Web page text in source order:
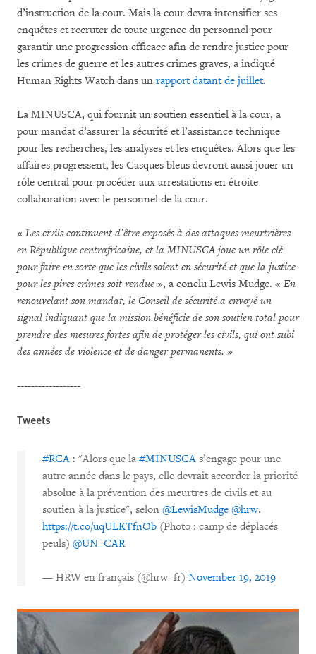
d’instruction de la cour. Mais la cour devra intensifier ses
enquêtes et recruter de toute urgence du personnel pour
garantir une progression efficace afin de rendre justice pour
les crimes de guerre et les autres crimes graves, a indiqué
Human Rights Watch dans un rapport datant de juillet.
La MINUSCA, qui fournit un soutien essentiel à la cour, a
pour mandat d’assurer la sécurité et l’assistance technique
pour les recherches, les analyses et les enquêtes. Alors que les
affaires progressent, les Casques bleus devront aussi jouer un
rôle central pour procéder aux arrestations en étroite
collaboration avec le personnel de la cour.
« Les civils continuent d’être exposés à des attaques meurtrières
en République centrafricaine, et la MINUSCA joue un rôle clé
pour faire en sorte que les civils soient en sécurité et que la justice
pour les pires crimes soit rendue », a conclu Lewis Mudge. « En
renouvelant son mandat, le Conseil de sécurité a envoyé un
signal indiquant que la mission bénéficie de son soutien total pour
prendre des mesures fortes afin de protéger les civils, qui ont subi
des années de violence et de danger permanents. »
------------------
Tweets
#RCA : "Alors que la #MINUSCA s’engage pour une
autre année dans le pays, elle devrait accorder la priorité
absolue à la prévention des meurtres de civils et au
soutien à la justice", selon @LewisMudge @hrw.
https://t.co/uqULKTfnOb (Photo : camp de déplacés
peuls) @UN_CAR
— HRW en français (@hrw_fr) November 19, 2019